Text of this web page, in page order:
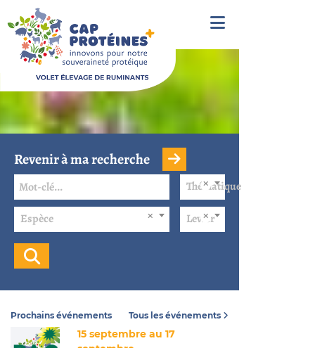
Revenir à ma recherche
Thématique
Espèce Levier
Prochains événements
15 septembre au 17
Tous les événements